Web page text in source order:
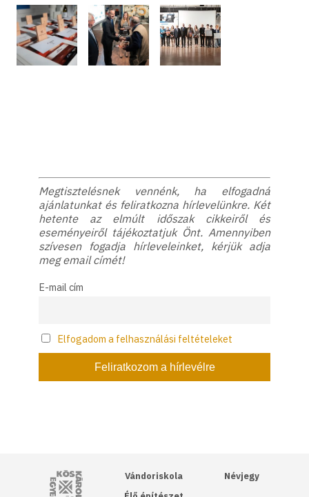
Megtisztelésnek vennénk, ha elfogadná
ajánlatunkat és feliratkozna hírlevelünkre. Két
hetente az elmúlt időszak cikkeiről és
eseményeiről tájékoztatjuk Önt. Amennyiben
szívesen fogadja hírleveleinket, kérjük adja
meg email címét!
E-mail cím
Elfogadom a felhasználási feltételeket
Kós Károly Egyesülés
Vándoriskola
Névjegy